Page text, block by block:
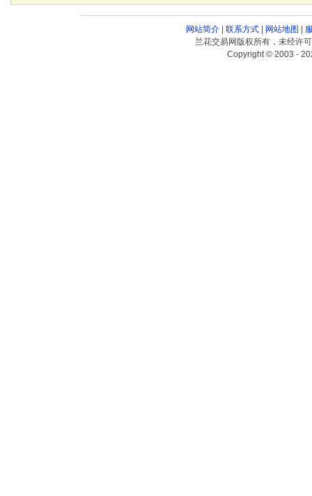
网站简介| 联系方式| 网站地图
兰花交易网版权所有，未经许
Copyright © 2003 -